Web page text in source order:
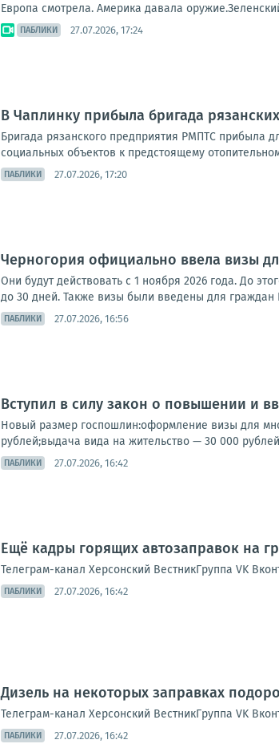
Европа смотрела. Америка давала
ПАБЛИКИ 27.07.2026, 17:24
В Чаплинку прибыла бригада
Бригада рязанского предприятия РМПТС прибыла
социальных объектов к предстоящему
ПАБЛИКИ 27.07.2026, 17:20
Черногория официально ввела визы
Они будут действовать с 1 ноября 2026 года. До
до 30 дней. Также визы были введены для граждан
ПАБЛИКИ 27.07.2026, 16:56
Вступил в силу закон о повышении и
Новый размер госпошлин:оформление визы для
рублей;выдача вида на жительство — 30 000
ПАБЛИКИ 27.07.2026, 16:42
Ещё кадры горящих автозаправок на
Телеграм-канал Херсонский ВестникГруппа VK
ПАБЛИКИ 27.07.2026, 16:42
Дизель на некоторых заправках
Телеграм-канал Херсонский ВестникГруппа VK
ПАБЛИКИ 27.07.2026, 16:42